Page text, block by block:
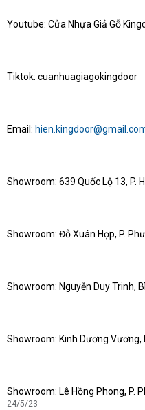
Youtube: Cửa Nhựa Giả Gỗ
Tiktok: cuanhuagiagokingdoor
Email:
Showroom: 639 Quốc Lộ 13, P.
Showroom: Đỗ Xuân Hợp, P.
Showroom: Nguyễn Duy Trinh,
Showroom: Kinh Dương Vương,
Showroom: Lê Hồng Phong, P.
24/5/23